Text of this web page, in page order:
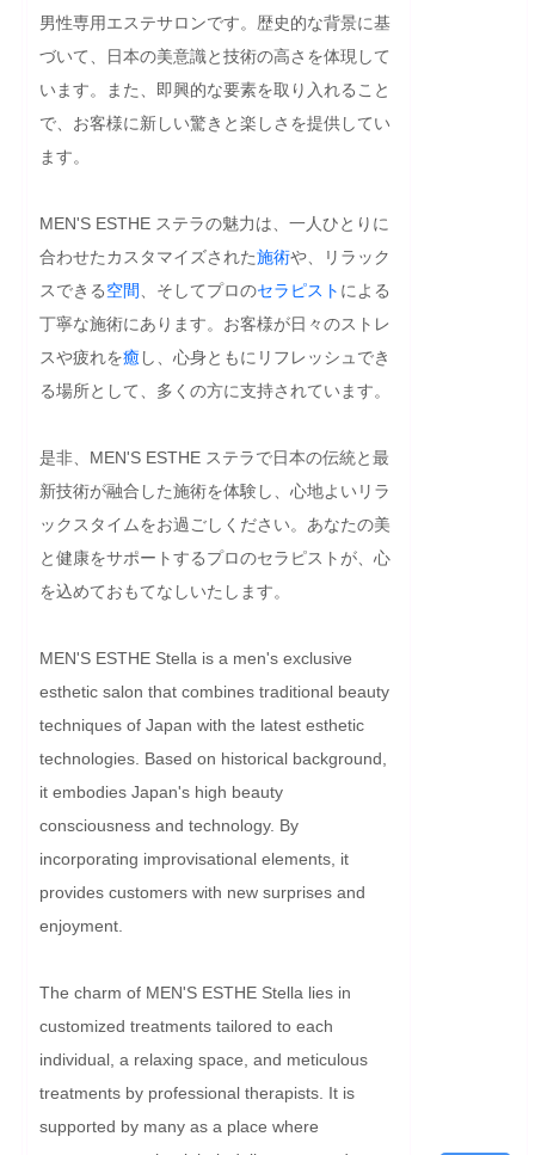
男性専用エステサロンです。歴史的な背景に基
づいて、日本の美意識と技術の高さを体現して
います。また、即興的な要素を取り入れること
で、お客様に新しい驚きと楽しさを提供してい
ます。
MEN'S ESTHE ステラの魅力は、一人ひとりに
合わせたカスタマイズされた施術や、リラック
スできる空間 、そしてプロのセラピスト による
丁寧な施術にあります。お客様が日々のストレ
スや疲れを癒 し、心身ともにリフレッシュでき
る場所として、多くの方に支持されています。
是非、MEN'S ESTHE ステラで日本の伝統と最
新技術が融合した施術を体験し、心地よいリラ
ックスタイムをお過ごしください。あなたの美
と健康をサポートするプロのセラピストが、心
を込めておもてなしいたします。
MEN'S ESTHE Stella is a men's exclusive
esthetic salon that combines traditional beauty
techniques of Japan with the latest esthetic
technologies. Based on historical background,
it embodies Japan's high beauty
consciousness and technology. By
incorporating improvisational elements, it
provides customers with new surprises and
enjoyment.
The charm of MEN'S ESTHE Stella lies in
customized treatments tailored to each
individual, a relaxing space, and meticulous
treatments by professional therapists. It is
supported by many as a place where